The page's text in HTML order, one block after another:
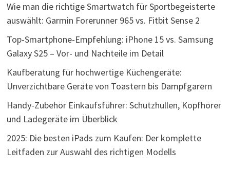
Wie man die richtige Smartwatch für Sportbegeisterte
auswählt: Garmin Forerunner 965 vs. Fitbit Sense 2
Top-Smartphone-Empfehlung: iPhone 15 vs. Samsung
Galaxy S25 – Vor- und Nachteile im Detail
Kaufberatung für hochwertige Küchengeräte:
Unverzichtbare Geräte von Toastern bis Dampfgarern
Handy-Zubehör Einkaufsführer: Schutzhüllen, Kopfhörer
und Ladegeräte im Überblick
2025: Die besten iPads zum Kaufen: Der komplette
Leitfaden zur Auswahl des richtigen Modells